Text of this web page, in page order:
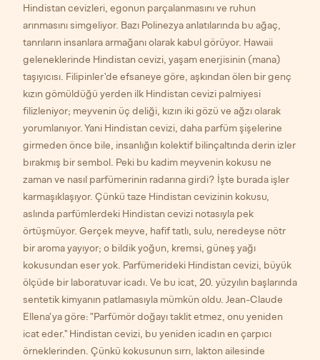
Hindistan cevizleri, egonun parçalanmasını ve ruhun
arınmasını simgeliyor. Bazı Polinezya anlatılarında bu ağaç,
tanrıların insanlara armağanı olarak kabul görüyor. Hawaii
geleneklerinde Hindistan cevizi, yaşam enerjisinin (mana)
taşıyıcısı. Filipinler'de efsaneye göre, aşkından ölen bir genç
kızın gömüldüğü yerden ilk Hindistan cevizi palmiyesi
filizleniyor; meyvenin üç deliği, kızın iki gözü ve ağzı olarak
yorumlanıyor. Yani Hindistan cevizi, daha parfüm şişelerine
girmeden önce bile, insanlığın kolektif bilinçaltında derin izler
bırakmış bir sembol. Peki bu kadim meyvenin kokusu ne
zaman ve nasıl parfümerinin radarına girdi? İşte burada işler
karmaşıklaşıyor. Çünkü taze Hindistan cevizinin kokusu,
aslında parfümlerdeki Hindistan cevizi notasıyla pek
örtüşmüyor. Gerçek meyve, hafif tatlı, sulu, neredeyse nötr
bir aroma yayıyor; o bildik yoğun, kremsi, güneş yağı
kokusundan eser yok. Parfümerideki Hindistan cevizi, büyük
ölçüde bir laboratuvar icadı. Ve bu icat, 20. yüzyılın başlarında
sentetik kimyanın patlamasıyla mümkün oldu. Jean-Claude
Ellena’ya göre: "Parfümör doğayı taklit etmez, onu yeniden
icat eder." Hindistan cevizi, bu yeniden icadın en çarpıcı
örneklerinden. Çünkü kokusunun sırrı, lakton ailesinde